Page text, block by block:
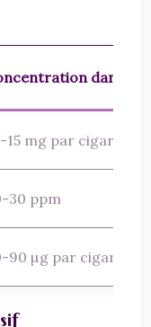
dans la
15 mg par cigarette
30 ppm
90 µg par cigarette